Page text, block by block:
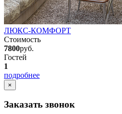
ЛЮКС-КОМФОРТ
Стоимость
7800руб.
Гостей
1
подробнее
×
Заказать звонок